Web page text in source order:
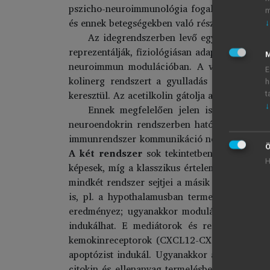
pszicho-neuroimmunológia fogalmát. A
és ennek betegségekben való részvételét
Az idegrendszerben levő egyes sejtek
reprezentálják, fiziológiásan adaptív
neuroimmun modulációban. A vagus által
kolinerg rendszert a gyulladás által aktivált
keresztül. Az acetilkolin gátolja a
Ennek megfelelően jelen ismereteink
neuroendokrin rendszerben ható és
immunrendszer kommunikáció negatív
A két rendszer sok tekintetben „közös
képesek, míg a klasszikus értelemben vett
mindkét rendszer sejtjei a másik rendszer
is, pl. a hypothalamusban termelt CRH az
eredményez; ugyanakkor modulálja a
indukálhat. E mediátorok és receptorok
kemokinreceptorok (CXCL12-CXCR4) a
apoptózist indukál. Ugyanakkor a centrális
↓
↓